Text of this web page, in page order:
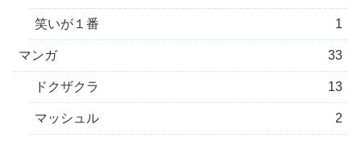
笑いが１番 1
マンガ 33
ドクザクラ 13
マッシュル 2